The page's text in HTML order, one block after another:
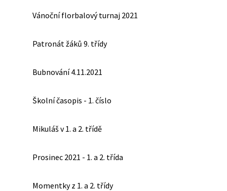
Vánoční florbalový turnaj 2021
Patronát žáků 9. třídy
Bubnování 4.11.2021
Školní časopis - 1. číslo
Mikuláš v 1. a 2. třídě
Prosinec 2021 - 1. a 2. třída
Momentky z 1. a 2. třídy